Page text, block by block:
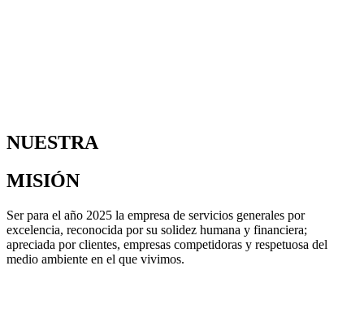
NUESTRA
MISIÓN
Ser para el año 2025 la empresa de servicios generales por
excelencia, reconocida por su solidez humana y financiera;
apreciada por clientes, empresas competidoras y respetuosa del
medio ambiente en el que vivimos.